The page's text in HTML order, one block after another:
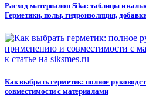
Расход материалов Sika: таблицы и
Герметики, полы, гидроизоляция,
Как выбрать герметик: полное
совместимости с материалами